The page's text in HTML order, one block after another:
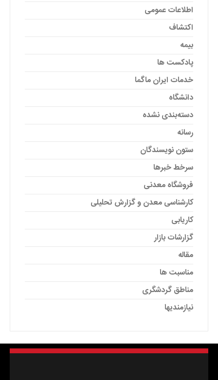
اطلاعات عمومی
اکتشاف
بیمه
پادکست ها
خدمات ایران ماگما
دانشگاه
دسته‌بندی نشده
رسانه
ستون نویسندگان
سرخط خبرها
فروشگاه معدنی
کارشناسی معدن و گزارش تحلیلی
کاریابی
گزارشات بازار
مقاله
مناسبت ها
مناطق گردشگری
نیازمندیها